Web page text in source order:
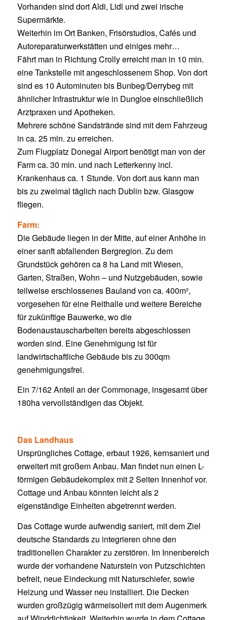
Vorhanden sind dort Aldi, Lidl und zwei irische
Supermärkte.
Weiterhin im Ort Banken, Frisörstudios, Cafés und
Autoreparaturwerkstätten und einiges mehr…
Fährt man in Richtung Crolly erreicht man in 10 min.
eine Tankstelle mit angeschlossenem Shop. Von dort
sind es 10 Autominuten bis Bunbeg/Derrybeg mit
ähnlicher Infrastruktur wie in Dungloe einschließlich
Arztpraxen und Apotheken.
Mehrere schöne Sandstrände sind mit dem Fahrzeug
in ca. 25 min. zu erreichen.
Zum Flugplatz Donegal Airport benötigt man von der
Farm ca. 30 min. und nach Letterkenny incl.
Krankenhaus ca. 1 Stunde. Von dort aus kann man
bis zu zweimal täglich nach Dublin bzw. Glasgow
fliegen.
Farm:
Die Gebäude liegen in der Mitte, auf einer Anhöhe in
einer sanft abfallenden Bergregion. Zu dem
Grundstück gehören ca 8 ha Land mit Wiesen,
Garten, Straßen, Wohn – und Nutzgebäuden, sowie
teilweise erschlossenes Bauland von ca. 400m²,
vorgesehen für eine Reithalle und weitere Bereiche
für zukünftige Bauwerke, wo die
Bodenaustauscharbeiten bereits abgeschlossen
worden sind. Eine Genehmigung ist für
landwirtschaftliche Gebäude bis zu 300qm
genehmigungsfrei.
Ein 7/162 Anteil an der Commonage, insgesamt über
180ha vervollständigen das Objekt.
Das Landhaus
Ursprüngliches Cottage, erbaut 1926, kernsaniert und
erweitert mit großem Anbau. Man findet nun einen L-
förmigen Gebäudekomplex mit 2 Seiten Innenhof vor.
Cottage und Anbau könnten leicht als 2
eigenständige Einheiten abgetrennt werden.
Das Cottage wurde aufwendig saniert, mit dem Ziel
deutsche Standards zu integrieren ohne den
traditionellen Charakter zu zerstören. Im Innenbereich
wurde der vorhandene Naturstein von Putzschichten
befreit, neue Eindeckung mit Naturschiefer, sowie
Heizung und Wasser neu installiert. Die Decken
wurden großzügig wärmeisoliert mit dem Augenmerk